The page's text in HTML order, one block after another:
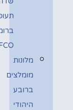
מלונות
מומלצים
ברובע
היהודי